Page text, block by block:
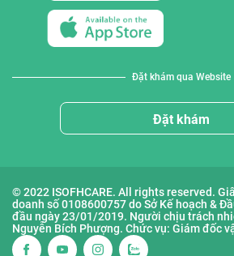
Đặt khám qua Website
Đặt khám
© 2022 ISOFHCARE. All rights reserved.
doanh số 0108600757 do Sở Kế hoạch &
đầu ngày 23/01/2019. Người chịu trách
Nguyễn Bích Phượng. Chức vụ: Giám đốc